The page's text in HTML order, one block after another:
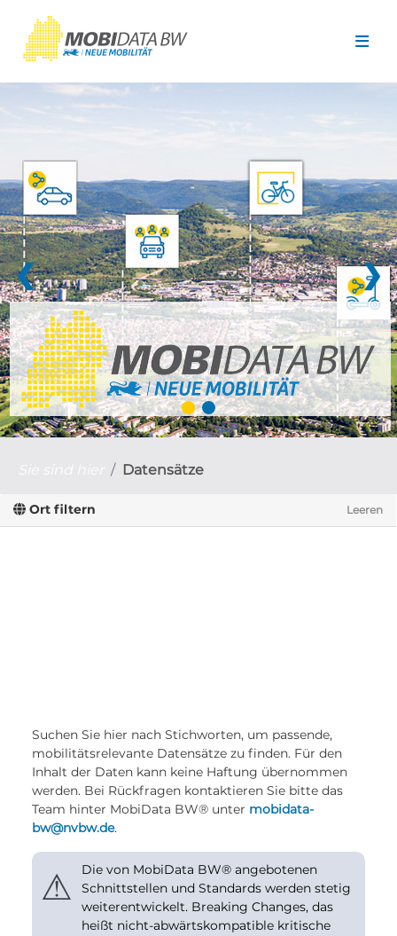
❮ ❯
Datensätze
Ort filtern Leeren
Suchen Sie hier nach Stichworten, um passende,
mobilitätsrelevante Datensätze zu finden. Für den
Inhalt der Daten kann keine Haftung übernommen
werden. Bei Rückfragen kontaktieren Sie bitte das
Team hinter MobiData BW® unter mobidata-
bw@nvbw.de.
⚠
Die von MobiData BW® angebotenen
Schnittstellen und Standards werden stetig
weiterentwickelt. Breaking Changes, das
heißt nicht-abwärtskompatible kritische